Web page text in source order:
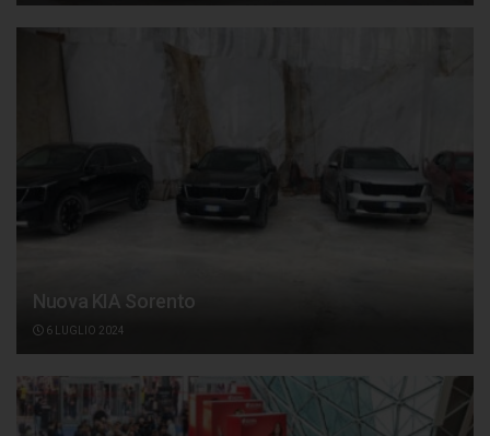
Nuova KIA Sorento
6 LUGLIO 2024